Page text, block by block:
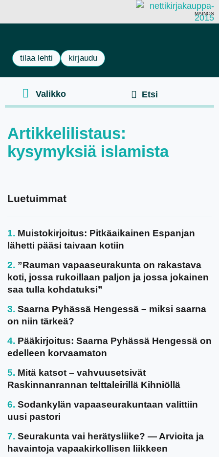
MAINOS
tilaa lehti kirjaudu
Artikkelilistaus:
kysymyksiä islamista
Luetuimmat
Muistokirjoitus: Pitkäaikainen Espanjan
lähetti pääsi taivaan kotiin
”Rauman vapaaseurakunta on rakastava
koti, jossa rukoillaan paljon ja jossa jokainen
saa tulla kohdatuksi”
Saarna Pyhässä Hengessä – miksi saarna
on niin tärkeä?
Pääkirjoitus: Saarna Pyhässä Hengessä on
edelleen korvaamaton
Mitä katsot – vahvuusetsivät
Raskinnanrannan telttaleirillä Kihniöllä
Sodankylän vapaaseurakuntaan valittiin
uusi pastori
Seurakunta vai herätysliike? — Arvioita ja
havaintoja vapaakirkollisen liikkeen